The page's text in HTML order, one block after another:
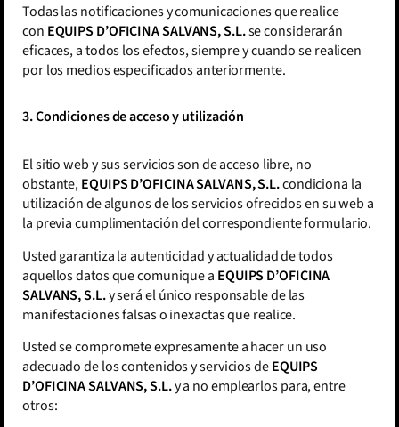
Todas las notificaciones y comunicaciones que realice
con EQUIPS D’OFICINA SALVANS, S.L.se considerarán
eficaces, a todos los efectos, siempre y cuando se realicen
por los medios especificados anteriormente.
3. Condiciones de acceso y utilización
El sitio web y sus servicios son de acceso libre, no
obstante,EQUIPS D’OFICINA SALVANS, S.L.condiciona la
utilización de algunos de los servicios ofrecidos en su web a
la previa cumplimentación del correspondiente formulario.
Usted garantiza la autenticidad y actualidad de todos
aquellos datos que comunique a EQUIPS D’OFICINA
SALVANS, S.L.y será el único responsable de las
manifestaciones falsas o inexactas que realice.
Usted se compromete expresamente a hacer un uso
adecuado de los contenidos y servicios deEQUIPS
D’OFICINA SALVANS, S.L.y a no emplearlos para, entre
otros: